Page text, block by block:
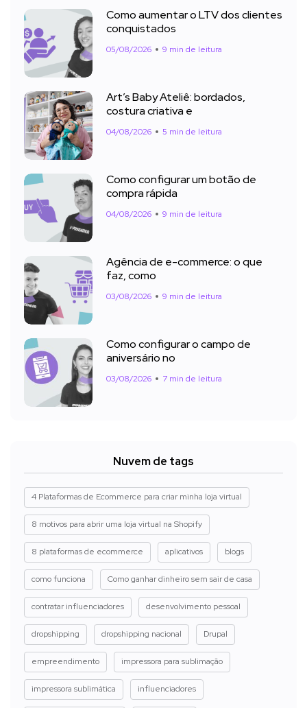
Como aumentar o LTV dos clientes
conquistados
05/08/2026 9 min de leitura
Art’s Baby Ateliê: bordados,
costura criativa e
04/08/2026 5 min de leitura
Como configurar um botão de
compra rápida
04/08/2026 9 min de leitura
Agência de e-commerce: o que
faz, como
03/08/2026 9 min de leitura
Como configurar o campo de
aniversário no
03/08/2026 7 min de leitura
Nuvem de tags
4 Plataformas de Ecommerce para criar minha loja virtual
8 motivos para abrir uma loja virtual na Shopify
8 plataformas de ecommerce aplicativos blogs
como funciona Como ganhar dinheiro sem sair de casa
contratar influenciadores desenvolvimento pessoal
dropshipping dropshipping nacional Drupal
empreendimento impressora para sublimação
impressora sublimática influenciadores